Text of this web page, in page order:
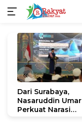
konten
«
Dari Surabaya,
Nasaruddin Umar
Perkuat Narasi